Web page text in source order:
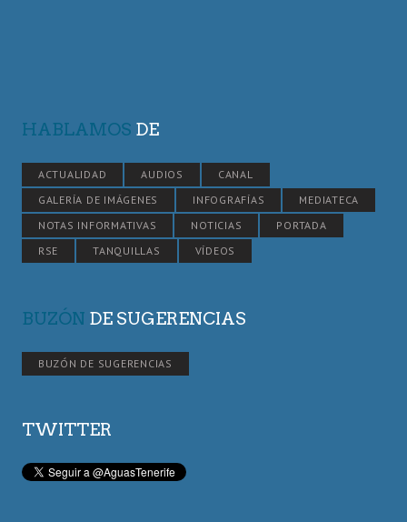
HABLAMOS DE
ACTUALIDAD AUDIOS
CANAL
GALERÍA DE IMÁGENES
INFOGRAFÍAS
MEDIATECA
NOTAS INFORMATIVAS
NOTICIAS
PORTADA
RSE
TANQUILLAS VÍDEOS
BUZÓN DE SUGERENCIAS
BUZÓN DE SUGERENCIAS
TWITTER